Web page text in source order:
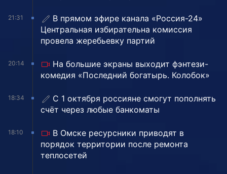
21:31
В прямом эфире канала «Россия-24»
Центральная избирательна комиссия
провела жеребьевку партий
20:14
На большие экраны выходит фэнтези-
комедия «Последний богатырь. Колобок»
18:34
С 1 октября россияне смогут пополнять
счёт через любые банкоматы
18:10
В Омске ресурсники приводят в
порядок территории после ремонта
теплосетей